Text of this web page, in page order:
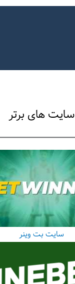
سایت های برتر
سایت بت وینر